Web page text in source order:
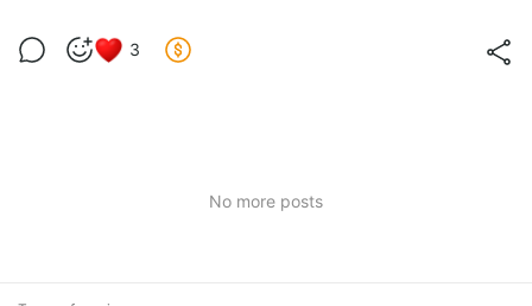
3
No more posts